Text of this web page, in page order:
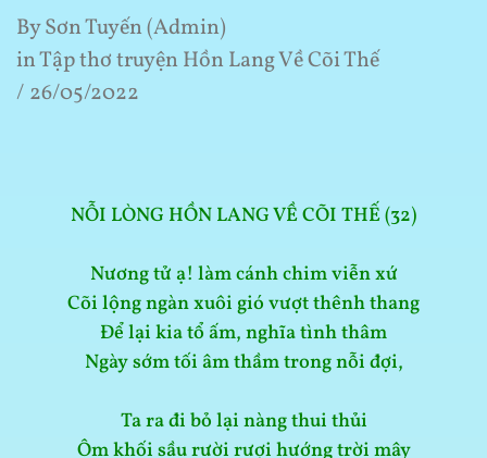
BySơn Tuyến (Admin)
inTập thơ truyện Hồn Lang Về Cõi Thế
26/05/2022
NỖI LÒNG HỒN LANG VỀ CÕI THẾ (32)
Nương tử ạ! làm cánh chim viễn xứ
Cõi lộng ngàn xuôi gió vượt thênh thang
Để lại kia tổ ấm, nghĩa tình thâm
Ngày sớm tối âm thầm trong nỗi đợi,
Ta ra đi bỏ lại nàng thui thủi
Ôm khối sầu rười rượi hướng trời mây